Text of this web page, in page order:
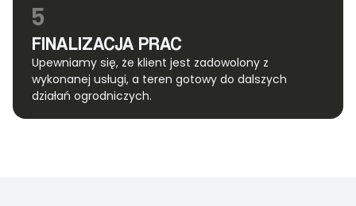
5
FINALIZACJA PRAC
Upewniamy się, że klient jest zadowolony z
wykonanej usługi, a teren gotowy do dalszych
działań ogrodniczych.